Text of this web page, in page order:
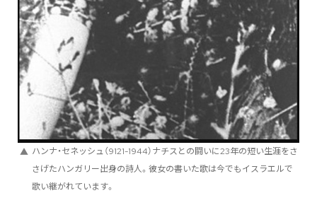
ハンナ・セネッシュ（9121-1944）ナチスとの闘いに23年の短い生涯をさ
さげたハンガリー出身の詩人。彼女の書いた歌は今でもイスラエルで
歌い継がれています。